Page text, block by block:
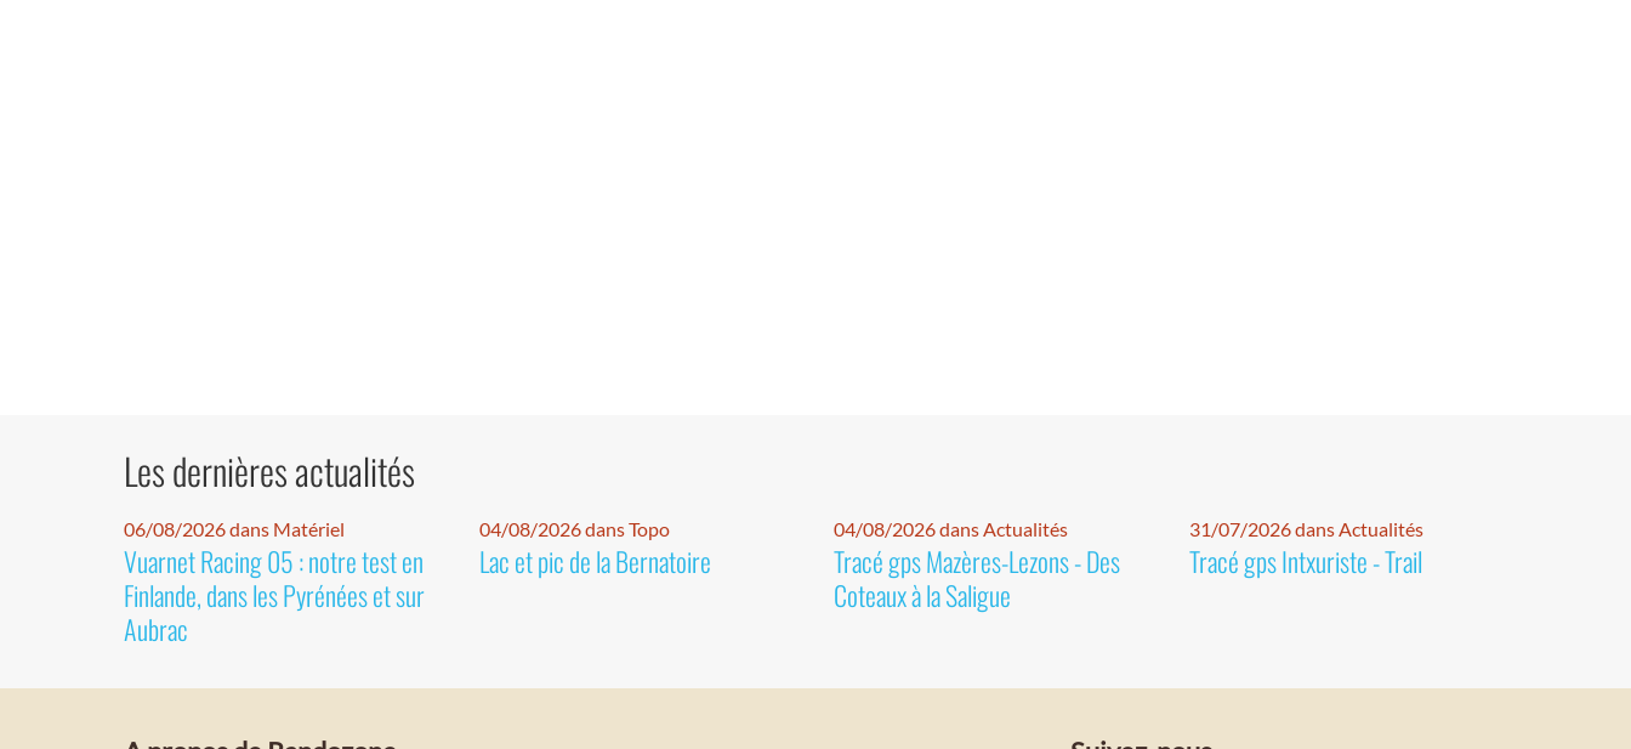
Les dernières actualités
06/08/2026 dans Matériel
Vuarnet Racing 05 : notre test en
Finlande, dans les Pyrénées et sur
Aubrac
04/08/2026 dans Topo
Lac et pic de la Bernatoire
04/08/2026 dans Actualités
Tracé gps Mazères-Lezons - Des
Coteaux à la Saligue
31/07/2026 dans Actualités
Tracé gps Intxuriste - Trail